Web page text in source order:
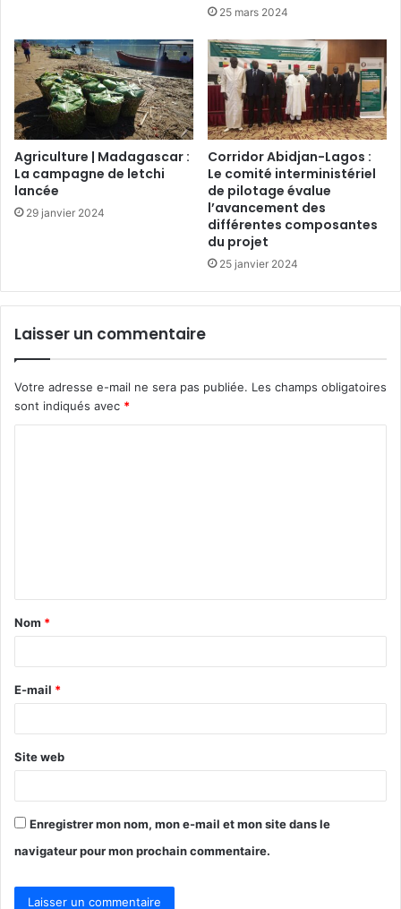
25 mars 2024
Agriculture | Madagascar :
La campagne de letchi
lancée
29 janvier 2024
Corridor Abidjan-Lagos :
Le comité interministériel
de pilotage évalue
l’avancement des
différentes composantes
du projet
25 janvier 2024
Laisser un commentaire
Votre adresse e-mail ne sera pas publiée. Les champs obligatoires
sont indiqués avec *
t
a
e
*
Nom *
E-mail *
Site web
Enregistrer mon nom, mon e-mail et mon site dans le
navigateur pour mon prochain commentaire.